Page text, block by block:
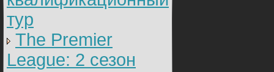
тур
The Premier
League: 2 cезон